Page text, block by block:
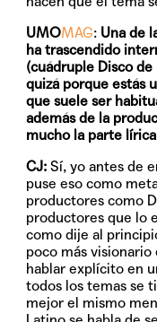
UMOMAG: Una de
ha trascendido
(cuádruple Disco de
quizá porque estás
que suele ser
además de la
mucho la parte
CJ: Sí, yo antes de
puse eso como
productores como
productores que lo
como dije al
poco más
hablar explícito en
todos los temas se
mejor el mismo